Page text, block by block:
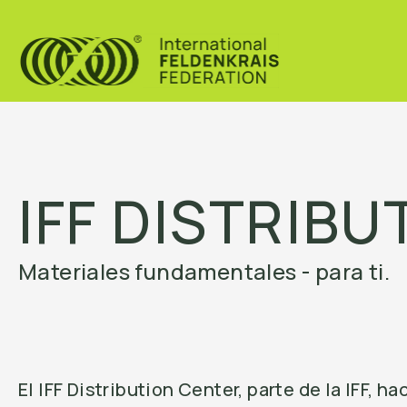
IFF
Materiales fundamentales - para ti.
El IFF Distribution Center, parte de la IFF,